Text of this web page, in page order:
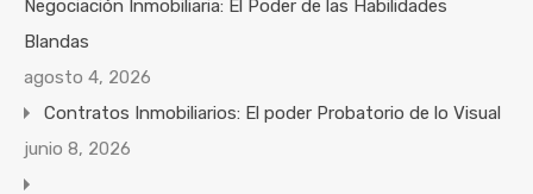
Negociación Inmobiliaria: El Poder de las Habilidades
Blandas
agosto 4, 2026
Contratos Inmobiliarios: El poder Probatorio de lo Visual
junio 8, 2026